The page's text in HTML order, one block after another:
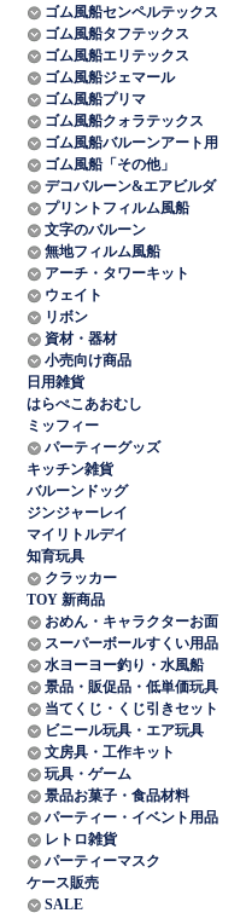
ゴム風船センペルテックス
ゴム風船タフテックス
ゴム風船エリテックス
ゴム風船ジェマール
ゴム風船プリマ
ゴム風船クォラテックス
ゴム風船バルーンアート用
ゴム風船「その他」
デコバルーン&エアビルダ
プリントフィルム風船
文字のバルーン
無地フィルム風船
アーチ・タワーキット
ウェイト
リボン
資材・器材
小売向け商品
日用雑貨
はらぺこあおむし
ミッフィー
パーティーグッズ
キッチン雑貨
バルーンドッグ
ジンジャーレイ
マイリトルデイ
知育玩具
クラッカー
TOY 新商品
おめん・キャラクターお面
スーパーボールすくい用品
水ヨーヨー釣り・水風船
景品・販促品・低単価玩具
当てくじ・くじ引きセット
ビニール玩具・エア玩具
文房具・工作キット
玩具・ゲーム
景品お菓子・食品材料
パーティー・イベント用品
レトロ雑貨
パーティーマスク
ケース販売
SALE